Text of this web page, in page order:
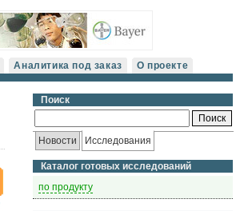
Аналитика под заказ О проекте
Поиск
Новости Исследования
Каталог готовых исследований
по продукту